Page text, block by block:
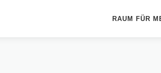
RAUM FÜR